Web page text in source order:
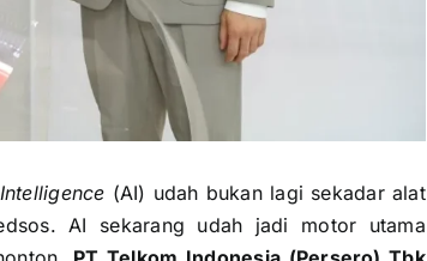
(AI) udah bukan lagi sekadar alat
AI sekarang udah jadi motor utama